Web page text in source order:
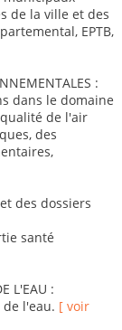
de la ville et des
EPTB,
:
dans le domaine
de l'air
des
des dossiers
santé
L'EAU :
l'eau. [ voir